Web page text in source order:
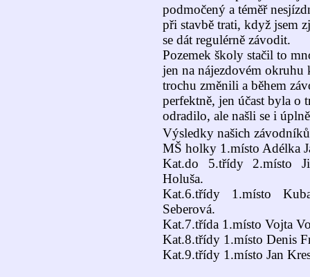
podmočený a téměř
při stavbě trati, když jsem
se dát regulérně závodit.
Pozemek školy stačil to
jen na nájezdovém
trochu změnili a během
perfektně, jen účast byla o
odradilo, ale našli se i
Výsledky našich
MŠ holky 1.místo Adélka
Kat.do 5.třídy 2.místo
Holuša.
Kat.6.třídy 1.místo
Seberová.
Kat.7.třída 1.místo Vojta
Kat.8.třídy 1.místo Denis
Kat.9.třídy 1.místo Jan